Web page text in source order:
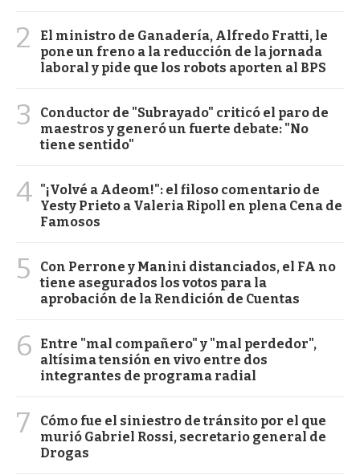
2
El ministro de Ganadería, Alfredo Fratti, le
pone un freno a la reducción de la jornada
laboral y pide que los robots aporten al BPS
3
Conductor de "Subrayado" criticó el paro de
maestros y generó un fuerte debate: "No
tiene sentido"
4 "¡Volvé a Adeom!": el filoso comentario de
Yesty Prieto a Valeria Ripoll en plena Cena de
Famosos
5
Con Perrone y Manini distanciados, el FA no
tiene asegurados los votos para la
aprobación de la Rendición de Cuentas
6
Entre "mal compañero" y "mal perdedor",
altísima tensión en vivo entre dos
integrantes de programa radial
7
Cómo fue el siniestro de tránsito por el que
murió Gabriel Rossi, secretario general de
Drogas